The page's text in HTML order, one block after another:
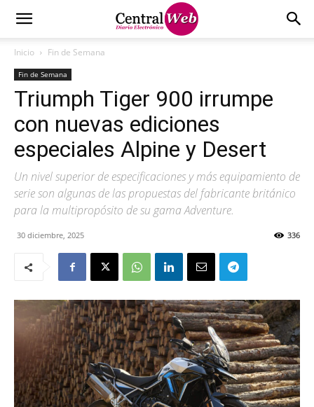
Inicio Fin de Semana
Fin de Semana
Triumph Tiger 900 irrumpe
con nuevas ediciones
especiales Alpine y Desert
Un nivel superior de especificaciones y más equipamiento de
serie son algunas de las propuestas del fabricante británico
para la multipropósito de su gama Adventure.
30 diciembre, 2025 336